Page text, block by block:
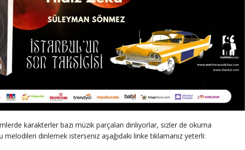
karakterler bazı müzik parçaları dinliyorlar, sizler de okuma
melodileri dinlemek isterseniz aşağıdaki linke tıklamanız yeterli: